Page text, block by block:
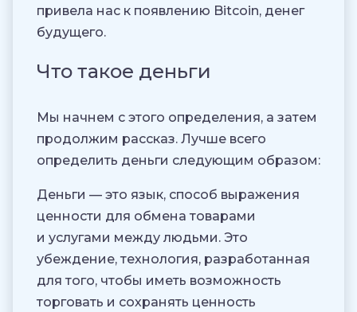
привела нас к появлению Bitcoin, денег
будущего.
Что такое деньги
Мы начнем с этого определения, а затем
продолжим рассказ. Лучше всего
определить деньги следующим образом:
Деньги — это язык, способ выражения
ценности для обмена товарами
и услугами между людьми. Это
убеждение, технология, разработанная
для того, чтобы иметь возможность
торговать и сохранять ценность